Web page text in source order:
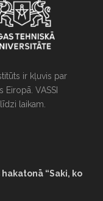
ir kļuvis par
VASSI
laikam.
“Saki, ko